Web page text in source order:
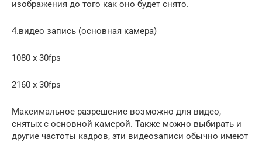
изображения до того как оно будет снято.
4.видео запись (основная камера)
1080 x 30fps
2160 x 30fps
Максимальное разрешение возможно для видео,
снятых с основной камерой. Также можно выбирать и
другие частоты кадров, эти видеозаписи обычно имеют